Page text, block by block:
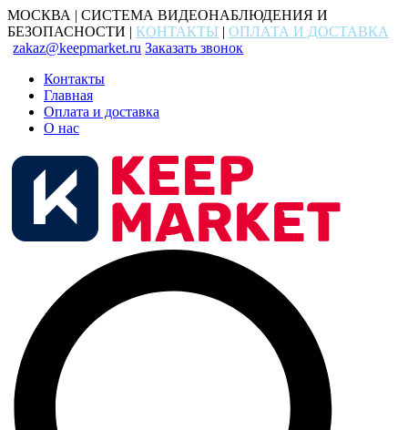
МОСКВА | СИСТЕМА ВИДЕОНАБЛЮДЕНИЯ И
БЕЗОПАСНОСТИ | КОНТАКТЫ | ОПЛАТА И ДОСТАВКА
zakaz@keepmarket.ru Заказать звонок
Контакты
Главная
Оплата и доставка
О нас